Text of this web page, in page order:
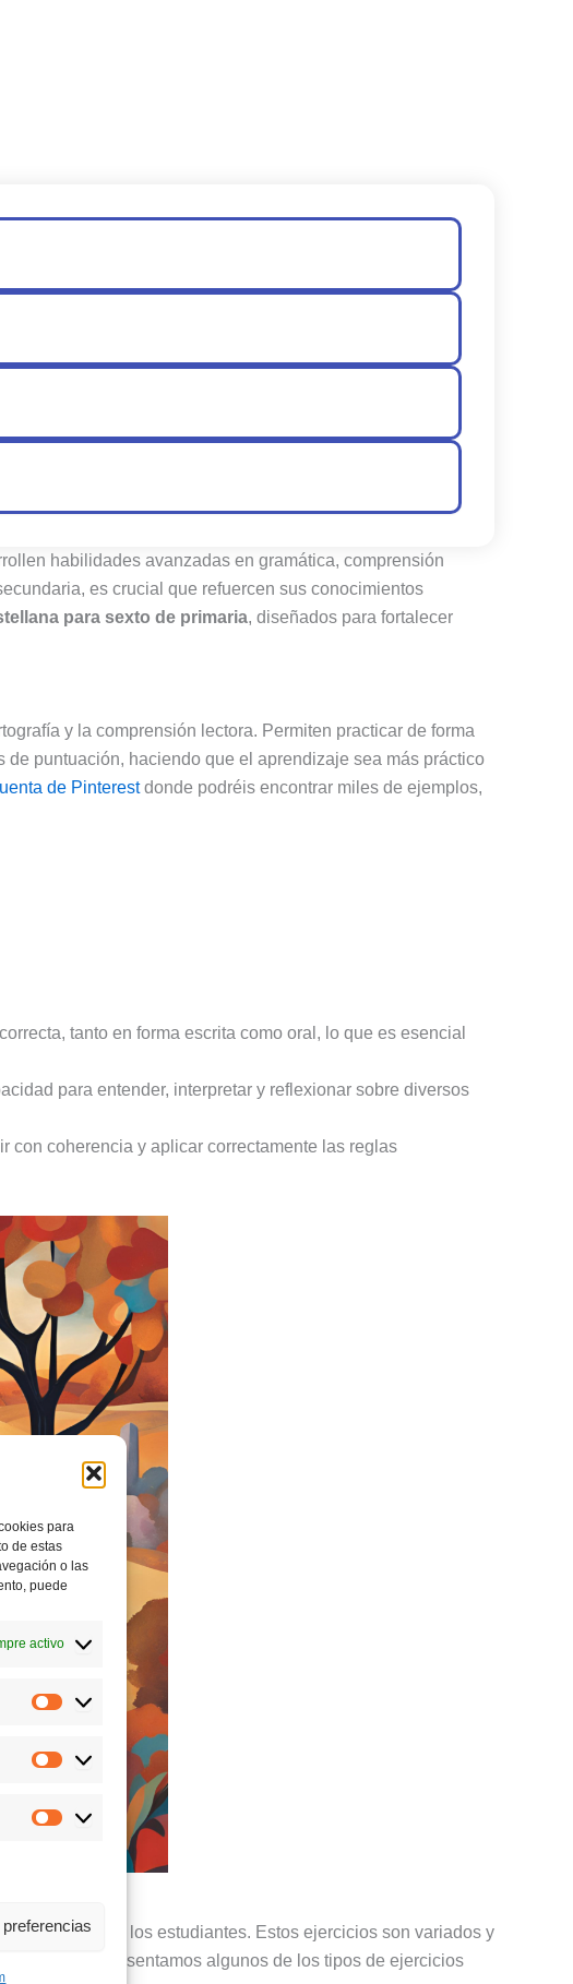
para
de estas
o las
puede
activo
Preferencias
Estadísticas
Marketing
habilidades avanzadas en gramática, comprensión
es crucial que refuercen sus conocimientos
para sexto de primaria, diseñados para fortalecer
y la comprensión lectora. Permiten practicar de forma
puntuación, haciendo que el aprendizaje sea más práctico
de Pinterestdonde podréis encontrar miles de ejemplos,
tanto en forma escrita como oral, lo que es esencial
para entender, interpretar y reflexionar sobre diversos
con coherencia y aplicar correctamente las reglas
al nivel de los estudiantes. Estos ejercicios son variados y
te presentamos algunos de los tipos de ejercicios